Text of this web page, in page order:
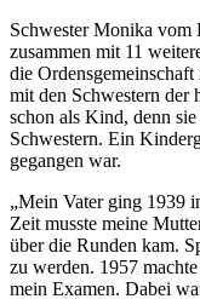
Schwester Monika vom
zusammen mit 11
die
mit den Schwestern der
schon als Kind, denn
Schwestern. Ein
gegangen war.
„Mein Vater ging 1939
Zeit musste meine
über die Runden kam.
zu werden. 1957
mein Examen. Dabei